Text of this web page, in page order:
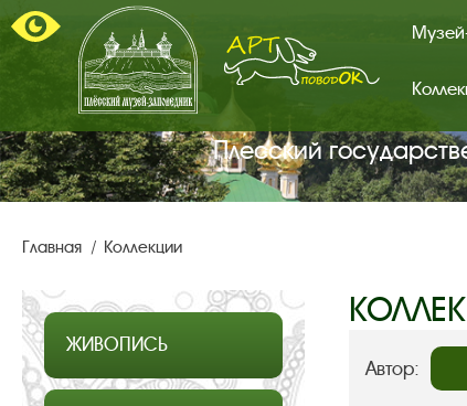
Главная
страница.
поводок.
Плесский
Главная Коллекции
ЖИВОПИСЬ
Автор: